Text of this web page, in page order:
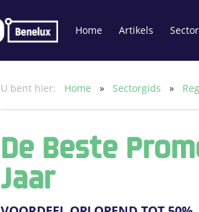
Home Artikels
U bent hier: Home » Sectorgids »
De Beste
Jaar